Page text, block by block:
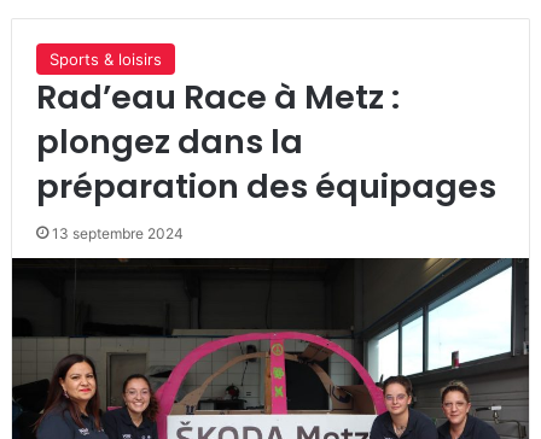
Sports & loisirs
Rad’eau Race à Metz :
plongez dans la
préparation des équipages
13 septembre 2024